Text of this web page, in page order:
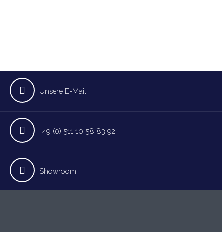
Unsere E-Mail
+49 (0) 511 10 58 83 92
Showroom